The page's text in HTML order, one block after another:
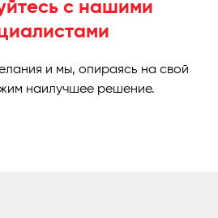
с нашими
и мы, опираясь на свой
наилучшее решение.